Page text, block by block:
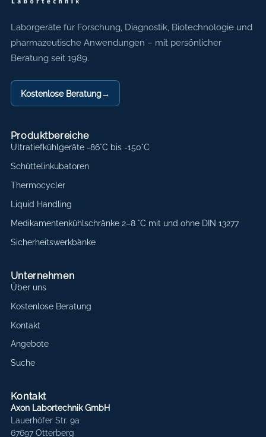
Axon Labortechnik
Laborgeräte für Forschung, Diagnostik, Biotechnologie und
pharmazeutische Anwendungen – mit persönlicher
Beratung seit 1989.
Kostenlose Beratung→
Produktbereiche
Ultratiefkühlgeräte -86°C bis -150°C
Schüttelinkubatoren
Thermocycler
Liquid Handling
Medikamentenkühlschränke 2–8 °C mit und ohne DIN 13277
Sicherheitswerkbänke
Unternehmen
Über uns
Kostenlose Beratung
Kontakt
Angebote
Suche
Kontakt
Axon Labortechnik GmbH
Lauerhöfer Str. 9a
67697 Otterberg